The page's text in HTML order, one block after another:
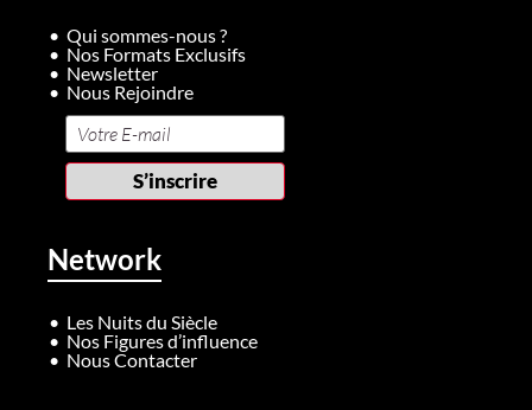
Qui sommes-nous ?
Nos Formats Exclusifs
Newsletter
Nous Rejoindre
Network
Les Nuits du Siècle
Nos Figures d’influence
Nous Contacter